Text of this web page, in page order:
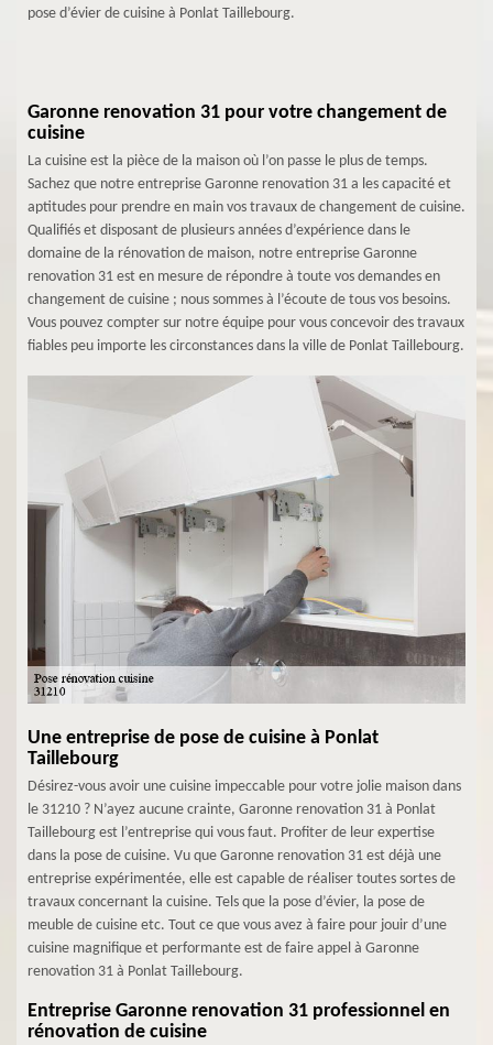
pose d’évier de cuisine à Ponlat Taillebourg.
Garonne renovation 31 pour votre changement de
cuisine
La cuisine est la pièce de la maison où l’on passe le plus de temps.
Sachez que notre entreprise Garonne renovation 31 a les capacité et
aptitudes pour prendre en main vos travaux de changement de cuisine.
Qualifiés et disposant de plusieurs années d’expérience dans le
domaine de la rénovation de maison, notre entreprise Garonne
renovation 31 est en mesure de répondre à toute vos demandes en
changement de cuisine ; nous sommes à l’écoute de tous vos besoins.
Vous pouvez compter sur notre équipe pour vous concevoir des travaux
fiables peu importe les circonstances dans la ville de Ponlat Taillebourg.
Une entreprise de pose de cuisine à Ponlat
Taillebourg
Désirez-vous avoir une cuisine impeccable pour votre jolie maison dans
le 31210 ? N’ayez aucune crainte, Garonne renovation 31 à Ponlat
Taillebourg est l’entreprise qui vous faut. Profiter de leur expertise
dans la pose de cuisine. Vu que Garonne renovation 31 est déjà une
entreprise expérimentée, elle est capable de réaliser toutes sortes de
travaux concernant la cuisine. Tels que la pose d’évier, la pose de
meuble de cuisine etc. Tout ce que vous avez à faire pour jouir d’une
cuisine magnifique et performante est de faire appel à Garonne
renovation 31 à Ponlat Taillebourg.
Entreprise Garonne renovation 31 professionnel en
rénovation de cuisine